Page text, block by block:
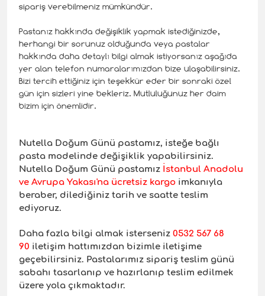
sipariş verebilmeniz mümkündür.
Pastanız hakkında değişiklik yapmak istediğinizde,
herhangi bir sorunuz olduğunda veya pastalar
hakkında daha detaylı bilgi almak istiyorsanız aşağıda
yer alan telefon numaralarımızdan bize ulaşabilirsiniz.
Bizi tercih ettiğiniz için teşekkür eder bir sonraki özel
gün için sizleri yine bekleriz. Mutluluğunuz her daim
bizim için önemlidir.
Nutella Doğum Günü pastamız, isteğe bağlı
pasta modelinde değişiklik yapabilirsiniz.
Nutella Doğum Günü pastamız İstanbul Anadolu
ve Avrupa Yakası'na ücretsiz kargo imkanıyla
beraber, dilediğiniz tarih ve saatte teslim
ediyoruz.
Daha fazla bilgi almak isterseniz 0532 567 68
90 iletişim hattımızdan bizimle iletişime
geçebilirsiniz. Pastalarımız sipariş teslim günü
sabahı tasarlanıp ve hazırlanıp teslim edilmek
üzere yola çıkmaktadır.